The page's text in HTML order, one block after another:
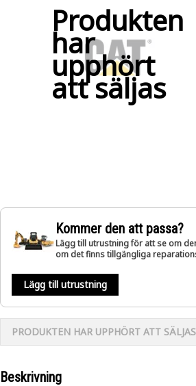
Produkten
har
upphört
att säljas
Kommer den att passa?
Lägg till utrustning för att se om
om det finns tillgängliga
Lägg till utrustning
PRODUKTEN HAR UPPHÖRT ATT SÄLJAS
Beskrivning